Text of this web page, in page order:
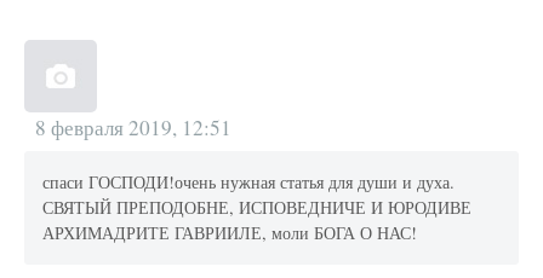
8 февраля 2019, 12:51
спаси ГОСПОДИ!очень нужная статья для души и духа.
СВЯТЫЙ ПРЕПОДОБНЕ, ИСПОВЕДНИЧЕ И ЮРОДИВЕ
АРХИМАДРИТЕ ГАВРИИЛЕ, моли БОГА О НАС!